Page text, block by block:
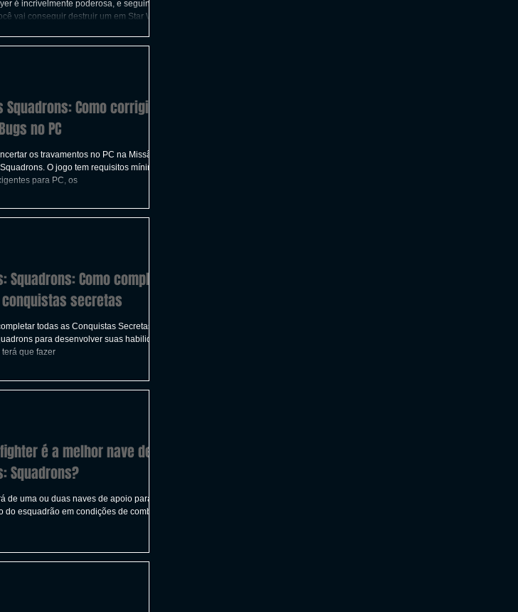
é incrivelmente poderosa, e seguindo
vai conseguir destruir um em Star War:
Squadrons: Como corrigir
no PC
os travamentos no PC na Missão 2
O jogo tem requisitos mínimos
para PC, os
Squadrons: Como completar
secretas
todas as Conquistas Secretas em
para desenvolver suas habilidades
que fazer
é a melhor nave de
Squadrons?
de uma ou duas naves de apoio para
do esquadrão em condições de combate.